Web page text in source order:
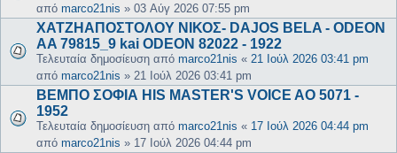
από marco21nis » 03 Αύγ 2026 07:55 pm
ΧΑΤΖΗΑΠΟΣΤΟΛΟΥ ΝΙΚΟΣ- DAJOS BELA - ODEON
AA 79815_9 kai ODEON 82022 - 1922
Τελευταία δημοσίευση από marco21nis « 21 Ιούλ 2026 03:41 pm
από marco21nis » 21 Ιούλ 2026 03:41 pm
ΒΕΜΠΟ ΣΟΦΙΑ HIS MASTER'S VOICE AO 5071 -
1952
Τελευταία δημοσίευση από marco21nis « 17 Ιούλ 2026 04:44 pm
από marco21nis » 17 Ιούλ 2026 04:44 pm